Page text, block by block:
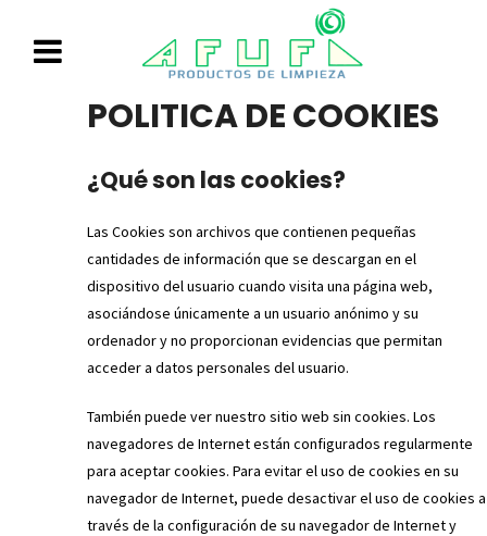
POLITICA DE COOKIES
¿Qué son las cookies?
Las Cookies son archivos que contienen pequeñas
cantidades de información que se descargan en el
dispositivo del usuario cuando visita una página web,
asociándose únicamente a un usuario anónimo y su
ordenador y no proporcionan evidencias que permitan
acceder a datos personales del usuario.
También puede ver nuestro sitio web sin cookies. Los
navegadores de Internet están configurados regularmente
para aceptar cookies. Para evitar el uso de cookies en su
navegador de Internet, puede desactivar el uso de cookies a
través de la configuración de su navegador de Internet y